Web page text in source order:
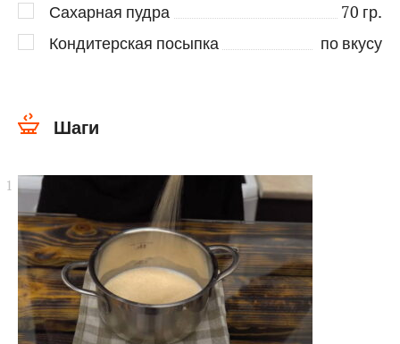
Сахарная пудра
70 гр.
Кондитерская посыпка
по вкусу
Шаги